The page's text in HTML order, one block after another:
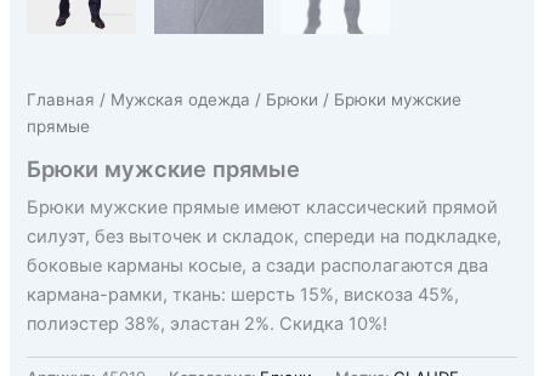
Главная / Мужская одежда / Брюки / Брюки мужские
прямые
Брюки мужские прямые
Брюки мужские прямые имеют классический прямой
силуэт, без выточек и складок, спереди на подкладке,
боковые карманы косые, а сзади располагаются два
кармана-рамки, ткань: шерсть 15%, вискоза 45%,
полиэстер 38%, эластан 2%. Скидка 10%!